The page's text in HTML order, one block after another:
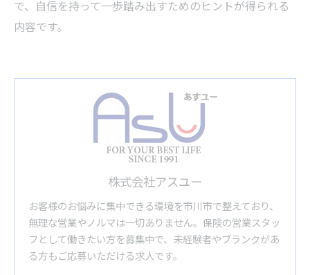
で、自信を持って一歩踏み出すためのヒントが得られる
内容です。
株式会社アスユー
お客様のお悩みに集中できる環境を市川市で整えており、
無理な営業やノルマは一切ありません。保険の営業スタッ
フとして働きたい方を募集中で、未経験者やブランクがあ
る方もご応募いただける求人です。